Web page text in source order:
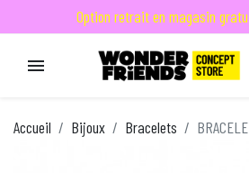
Option retrait en magasin

Accueil Bijoux Bracelets